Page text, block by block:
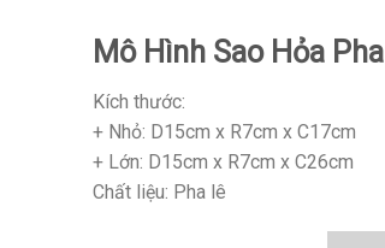
Mô Hình Sao Hỏa
Kích thước:
+ Nhỏ: D15cm x R7cm x C17cm
+ Lớn: D15cm x R7cm x C26cm
Chất liệu: Pha lê